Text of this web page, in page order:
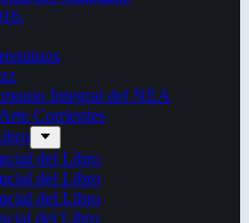
Integral del NEA
Corrientes
del Libro
del Libro
del Libro
del Libro